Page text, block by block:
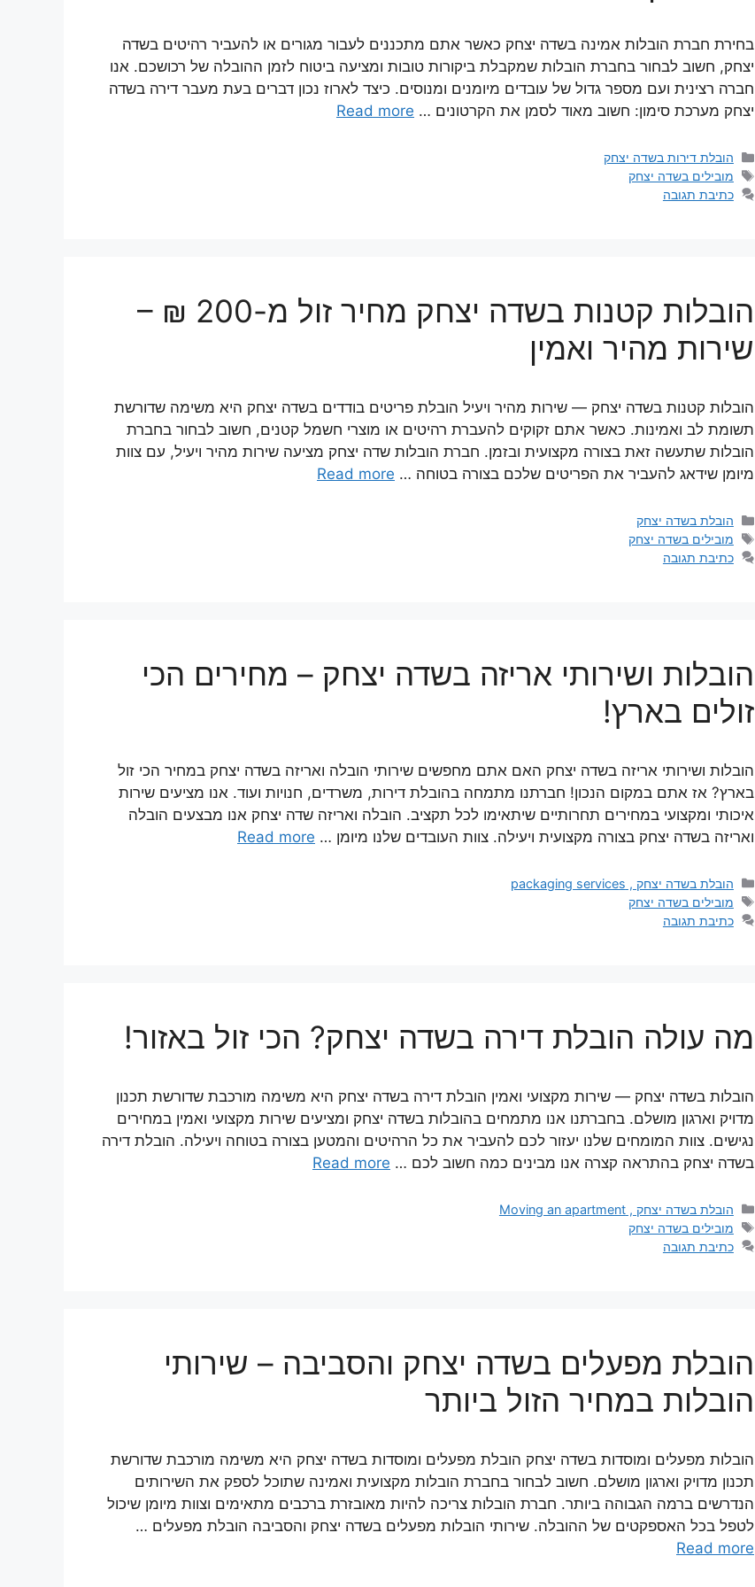
בחירת חברת הובלות אמינה בשדה יצחק כאשר אתם מתכננים לעבור מגורים או להעביר רהיטים בשדה
יצחק, חשוב לבחור בחברת הובלות שמקבלת ביקורות טובות ומציעה ביטוח לזמן ההובלה של רכושכם. אנו
חברה רצינית ועם מספר גדול של עובדים מיומנים ומנוסים. כיצד לארוז נכון דברים בעת מעבר דירה בשדה
יצחק מערכת סימון: חשוב מאוד לסמן את הקרטונים … Read more
קטגוריות
הובלת דירות בשדה יצחק
תגיות
מובילים בשדה יצחק
כתיבת תגובה
הובלות קטנות בשדה יצחק מחיר זול מ-200 ₪ –
שירות מהיר ואמין
הובלות קטנות בשדה יצחק — שירות מהיר ויעיל הובלת פריטים בודדים בשדה יצחק היא משימה שדורשת
תשומת לב ואמינות. כאשר אתם זקוקים להעברת רהיטים או מוצרי חשמל קטנים, חשוב לבחור בחברת
הובלות שתעשה זאת בצורה מקצועית ובזמן. חברת הובלות שדה יצחק מציעה שירות מהיר ויעיל, עם צוות
מיומן שידאג להעביר את הפריטים שלכם בצורה בטוחה … Read more
קטגוריות
הובלת בשדה יצחק
תגיות
מובילים בשדה יצחק
כתיבת תגובה
הובלות ושירותי אריזה בשדה יצחק – מחירים הכי
זולים בארץ!
הובלות ושירותי אריזה בשדה יצחק האם אתם מחפשים שירותי הובלה ואריזה בשדה יצחק במחיר הכי זול
בארץ? אז אתם במקום הנכון! חברתנו מתמחה בהובלת דירות, משרדים, חנויות ועוד. אנו מציעים שירות
איכותי ומקצועי במחירים תחרותיים שיתאימו לכל תקציב. הובלה ואריזה שדה יצחק אנו מבצעים הובלה
ואריזה בשדה יצחק בצורה מקצועית ויעילה. צוות העובדים שלנו מיומן … Read more
קטגוריות
הובלת בשדה יצחק , packaging services
תגיות
מובילים בשדה יצחק
כתיבת תגובה
מה עולה הובלת דירה בשדה יצחק? הכי זול באזור!
הובלות בשדה יצחק — שירות מקצועי ואמין הובלת דירה בשדה יצחק היא משימה מורכבת שדורשת תכנון
מדויק וארגון מושלם. בחברתנו אנו מתמחים בהובלות בשדה יצחק ומציעים שירות מקצועי ואמין במחירים
נגישים. צוות המומחים שלנו יעזור לכם להעביר את כל הרהיטים והמטען בצורה בטוחה ויעילה. הובלת דירה
בשדה יצחק בהתראה קצרה אנו מבינים כמה חשוב לכם … Read more
קטגוריות
הובלת בשדה יצחק , Moving an apartment
תגיות
מובילים בשדה יצחק
כתיבת תגובה
הובלת מפעלים בשדה יצחק והסביבה – שירותי
הובלות במחיר הזול ביותר
הובלות מפעלים ומוסדות בשדה יצחק הובלת מפעלים ומוסדות בשדה יצחק היא משימה מורכבת שדורשת
תכנון מדויק וארגון מושלם. חשוב לבחור בחברת הובלות מקצועית ואמינה שתוכל לספק את השירותים
הנדרשים ברמה הגבוהה ביותר. חברת הובלות צריכה להיות מאובזרת ברכבים מתאימים וצוות מיומן שיכול
לטפל בכל האספקטים של ההובלה. שירותי הובלות מפעלים בשדה יצחק והסביבה הובלת מפעלים …
Read more